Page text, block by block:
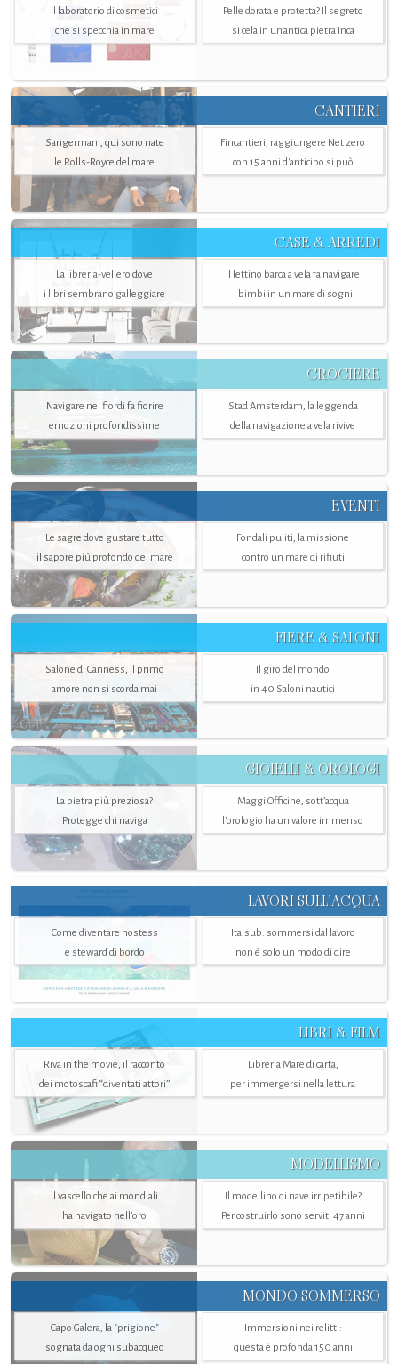
Il laboratorio di cosmetici
che si specchia in mare
Pelle dorata e protetta? Il segreto
si cela in un’antica pietra Inca
CANTIERI
Sangermani, qui sono nate
le Rolls-Royce del mare
Fincantieri, raggiungere Net zero
con 15 anni d'anticipo si può
CASE & ARREDI
La libreria-veliero dove
i libri sembrano galleggiare
Il lettino barca a vela fa navigare
i bimbi in un mare di sogni
CROCIERE
Navigare nei fiordi fa fiorire
emozioni profondissime
Stad Amsterdam, la leggenda
della navigazione a vela rivive
EVENTI
Le sagre dove gustare tutto
il sapore più profondo del mare
Fondali puliti, la missione
contro un mare di rifiuti
FIERE & SALONI
Salone di Canness, il primo
amore non si scorda mai
Il giro del mondo
in 40 Saloni nautici
GIOIELLI & OROLOGI
La pietra più preziosa?
Protegge chi naviga
Maggi Officine, sott’acqua
l'orologio ha un valore immenso
LAVORI SULL’ACQUA
Come diventare hostess
e steward di bordo
Italsub: sommersi dal lavoro
non è solo un modo di dire
LIBRI & FILM
Riva in the movie, il racconto
dei motoscafi “diventati attori”
Libreria Mare di carta,
per immergersi nella lettura
MODELLISMO
Il vascello che ai mondiali
ha navigato nell’oro
Il modellino di nave irripetibile?
Per costruirlo sono serviti 47 anni
MONDO SOMMERSO
Capo Galera, la "prigione"
sognata da ogni subacqueo
Immersioni nei relitti:
questa è profonda 150 anni